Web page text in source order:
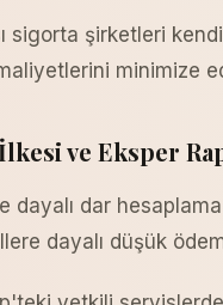
sigorta şirketleri
minimize
ve Eksper
dayalı dar
dayalı düşük